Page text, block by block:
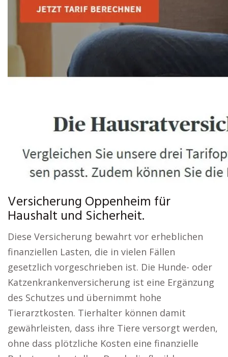
Versicherung Oppenheim für
Haushalt und Sicherheit.
Diese Versicherung bewahrt vor erheblichen
finanziellen Lasten, die in vielen Fällen
gesetzlich vorgeschrieben ist. Die Hunde- oder
Katzenkrankenversicherung ist eine Ergänzung
des Schutzes und übernimmt hohe
Tierarztkosten. Tierhalter können damit
gewährleisten, dass ihre Tiere versorgt werden,
ohne dass plötzliche Kosten eine finanzielle